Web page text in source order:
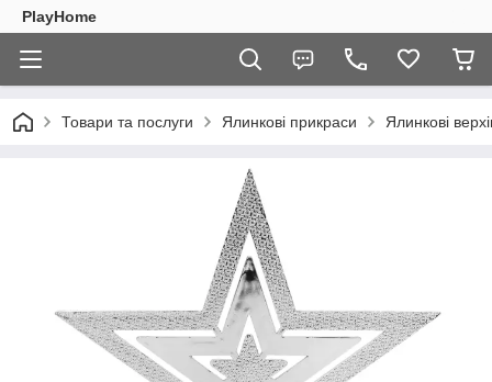
PlayHome
Товари та послуги Ялинкові прикраси Ялинкові